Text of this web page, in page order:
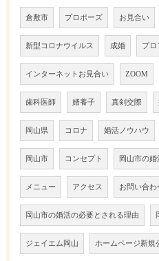
倉敷市 プロポーズ お見合い
新型コロナウイルス 成婚 プロ
インターネットお見合い ZOOM
歯科医師 婿養子 真剣交際
岡山県 コロナ 婚活ノウハウ
岡山市 コンセプト 岡山市の
メニュー アクセス お問い合わ
岡山市の婚活の必要とされる理由
ジェイエム岡山 ホームページ新規